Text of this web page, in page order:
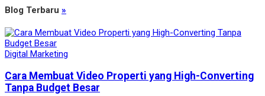
Blog Terbaru »
Digital Marketing
Cara Membuat Video Properti yang High-Converting
Tanpa Budget Besar